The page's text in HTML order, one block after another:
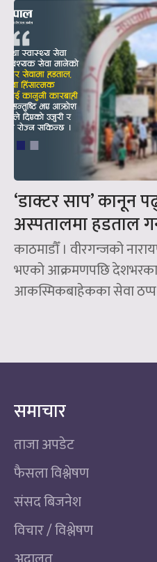
‘डाक्टर साप’ कानून
अस्पतालमा हडताल
काठमाडौँ । वीरगन्जको
भएको आक्रमणपछि
आकस्मिकबाहेकका सेवा ठप्प
समाचार
ताजा अपडेट
फैसला विश्लेषण
संसद बिजनेश
विचार / विश्लेषण